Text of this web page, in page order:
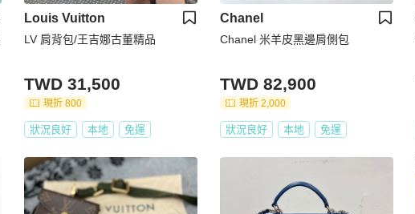
Louis Vuitton
LV 肩背包/王吉娜古董精品
TWD 31,500
現折 800
狀況良好 本地 免運
Chanel
Chanel 米羊皮黑邊肩側包
TWD 82,900
現折 2,000
狀況良好 本地 免運